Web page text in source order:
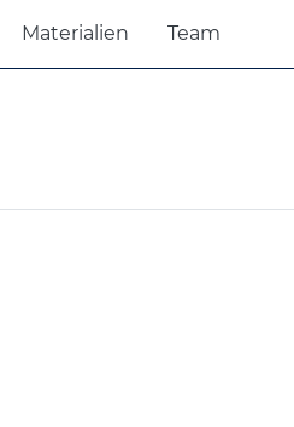
Materialien Team